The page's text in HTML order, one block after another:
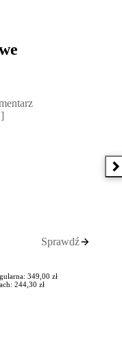
[PRZEDSPRZEDAŻ],
Sprawdź
349,00 zł
244,30 zł